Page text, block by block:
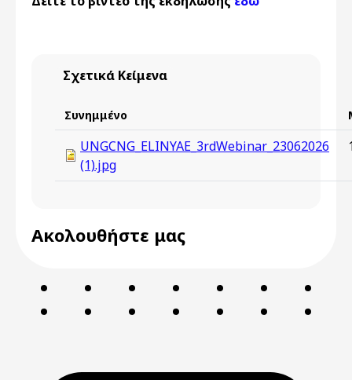
Σχετικά Κείμενα
Συνημμένο
UNGCNG_ELINYAE_3rdWebinar_23062026
(1).jpg
Ακολουθήστε μας